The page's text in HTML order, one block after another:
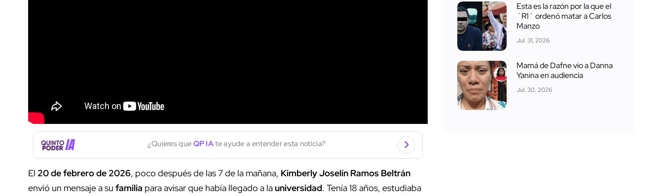
¿Quieres que QP IAte ayude a entender esta noticia?
El 20 de febrero de 2026, poco después de las 7 de la mañana, Kimberly Joselín Ramos Beltrán
envió un mensaje a su familia para avisar que había llegado a la universidad. Tenía 18 años, estudiaba
Esta es la razón por la que el
´R1´ ordenó matar a Carlos
Manzo
Jul. 31, 2026
Mamá de Dafne vio a Danna
Yanina en audiencia
Jul. 30, 2026